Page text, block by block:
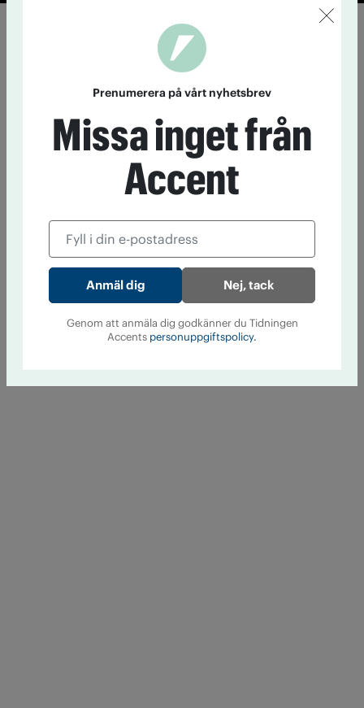
Prenumerera på vårt nyhetsbrev
Missa inget från
Accent
Nej, tack
Genom att anmäla dig godkänner du Tidningen
Accents personuppgiftspolicy.